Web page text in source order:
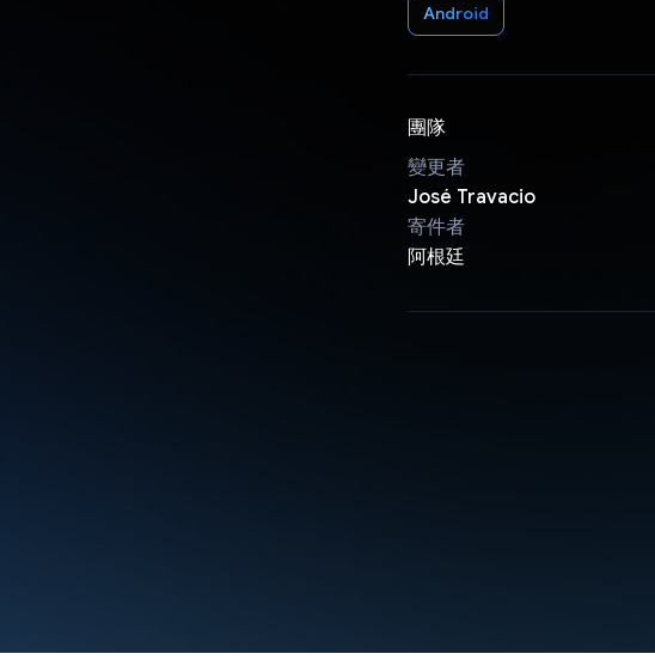
Android
團隊
變更者
José Travacio
寄件者
阿根廷